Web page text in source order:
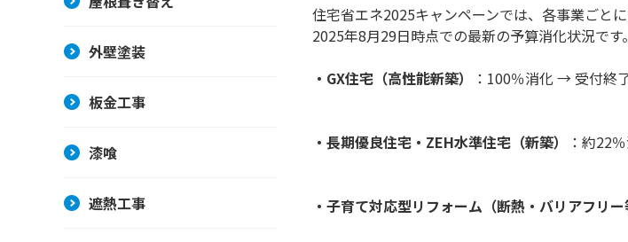
外壁塗装
板金工事
漆喰
遮熱工事
住宅省エネ2025キャンペーンでは、各事業ごと
2025年8月29日時点での最新の予算消化状況です。
・GX住宅（高性能新築）
：100％消化 → 受付終
・長期優良住宅・ZEH水準住宅（新築） ：約22
・子育て対応型リフォーム（断熱・バリアフリー